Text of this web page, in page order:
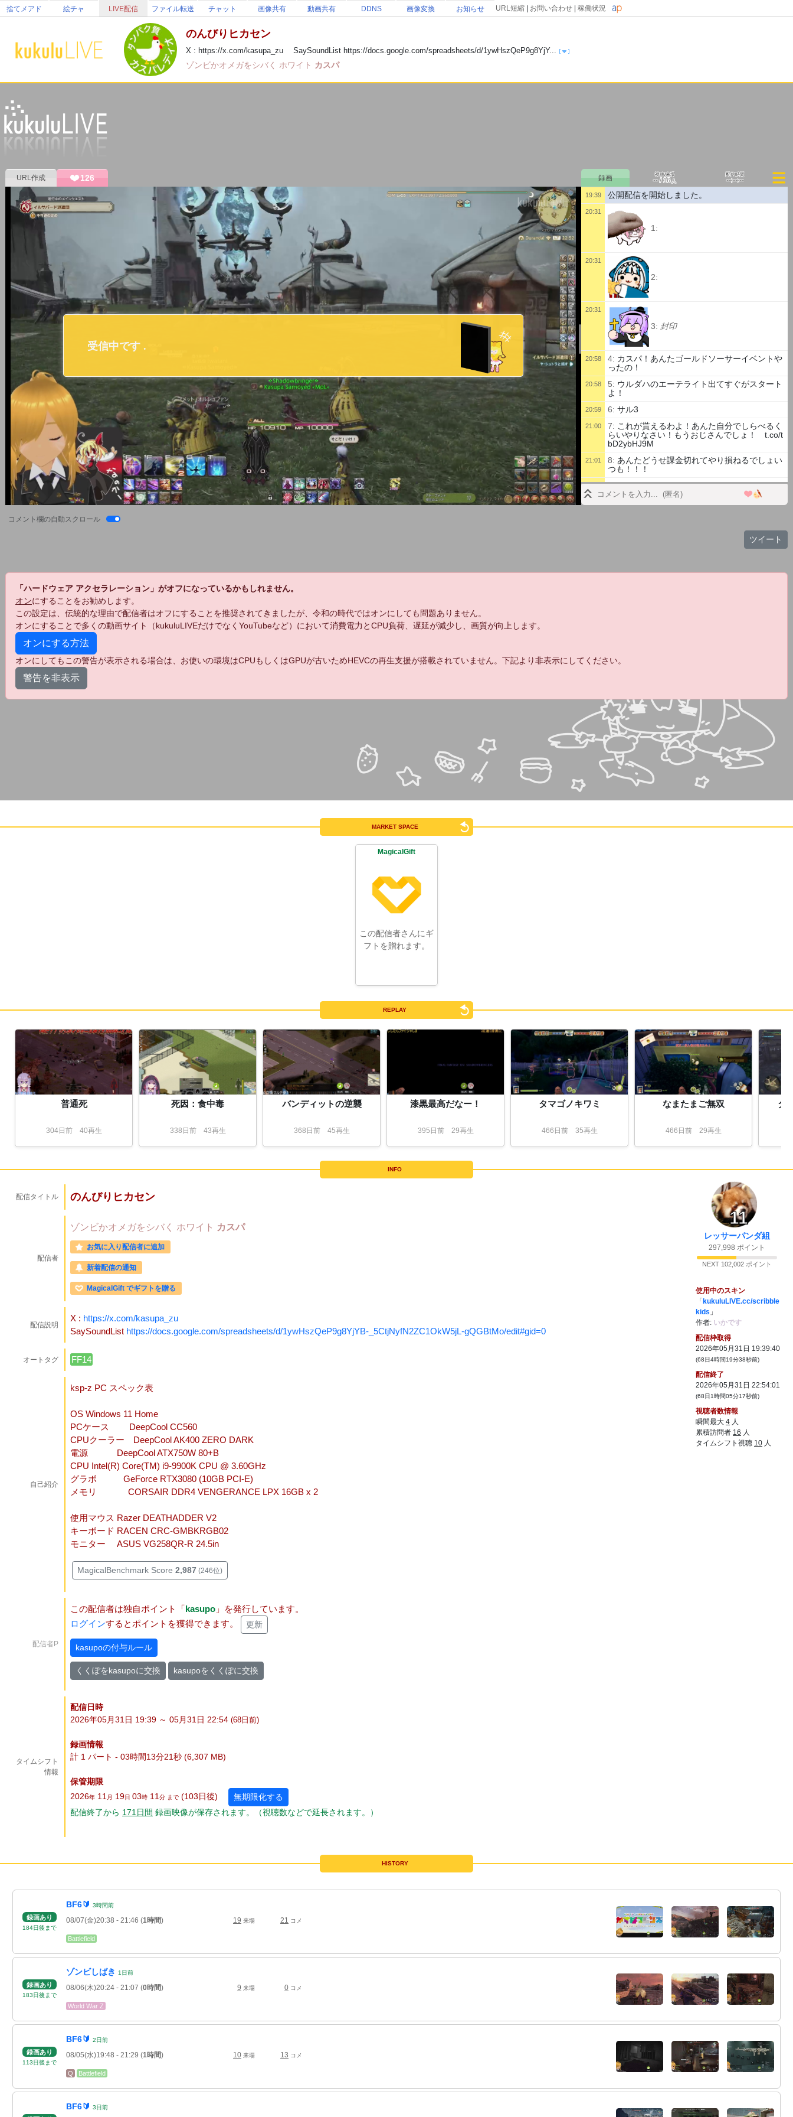
捨てメアド 絵チャ LIVE配信 ファイル転送 チャット 画像共有 動画共有 DDNS 画像変換 お知らせ URL短縮 お問い合わせ 稼働状況
のんびりヒカセン
X : https://x.com/kasupa_zu SaySoundList https://docs.google.com/spreadsheets/d/1ywHszQeP9g8YjY...
ゾンビかオメガをシバく ホワイト カスパ
URL作成 126 視聴/来場
--/16人
配信時間
--:--:--
19:39 公開配信を開始しました。
20:31
1:
20:31
2:
20:31
3: 封印
20:58 4: カスパ！あんたゴールドソーサーイベントや
ったの！
20:58 5: ウルダハのエーテライト出てすぐがスタート
よ！
20:59 6: サル3
21:00 7: これが貰えるわよ！あんた自分でしらべるく
らいやりなさい！もうおじさんでしょ！ t.co/t
bD2ybHJ9M
21:01 8: あんたどうせ課金切れてやり損ねるでしょい
つも！！！
21:10 9:いけるが
22:28 19:サル13
22:29 20:さるじゅうさんないのか
22:41
21:ちょっとやり過ぎじゃないか
22:45 もう眠いの
22:53
31:ねないこだれだ
22:54 配信を終了しました。
コメント欄の自動スクロール
ツイート
「ハードウェア アクセラレーション」がオフになっているかもしれません。
オンにすることをお勧めします。
この設定は、伝統的な理由で配信者はオフにすることを推奨されてきましたが、令和の時代ではオンにしても問題ありません。
オンにすることで多くの動画サイト（kukuluLIVEだけでなくYouTubeなど）において消費電力とCPU負荷、遅延が減少し、画質が向上します。
オンにする方法
オンにしてもこの警告が表示される場合は、お使いの環境はCPUもしくはGPUが古いためHEVCの再生支援が搭載されていません。下記より非表示にしてください。
警告を非表示
MARKET SPACE
MagicalGift
この配信者さんにギ
フトを贈れます。
REPLAY
普通死
304日 前40再生
死因：食中毒
338 日 前43再生
バンディットの逆襲
368 日 前45再生
漆黒最高だなー！
395 日 前29再生
タマゴノキワミ
466 日 前35再生
なまたまご無双
466 日 前29再生
タ
INFO
配信タイトル のんびりヒカセン
配信者
ゾンビかオメガをシバく ホワイト カスパ
お気に入り配信者に追加
新着配信の通知
MagicalGift でギフトを贈る
配信説明
X : https://x.com/kasupa_zu
SaySoundList https://docs.google.com/spreadsheets/d/1ywHszQeP9g8YjYB-_5CtjNyfN2ZC1OkW5jL-gQGBtMo/edit#gid=0
オートタグ FF14
自己紹介
ksp-z PC スペック表
OS Windows 11 Home
PCケース DeepCool CC560
CPUクーラー DeepCool AK400 ZERO DARK
電源 DeepCool ATX750W 80+B
CPU Intel(R) Core(TM) i9-9900K CPU @ 3.60GHz
グラボ GeForce RTX3080 (10GB PCI-E)
メモリ CORSAIR DDR4 VENGERANCE LPX 16GB x 2
使用マウス Razer DEATHADDER V2
キーボード RACEN CRC-GMBKRGB02
モニター ASUS VG258QR-R 24.5in
MagicalBenchmark Score 2,987 (246位)
配信者P
この配信者は独自ポイント「kasupo 」を発行しています。
ログインするとポイントを獲得できます。 更新
kasupoの付与ルール
くくぽをkasupoに交換 kasupoをくくぽに交換
タイムシフト
情報
配信日時
2026年05月31日 19:39 ～ 05月31日 22:54 (68 日 前)
録画情報
計 1 パート - 03時間13分21秒 (6,307 MB)
保管期限
2026年 11月 19日 03時 11分 まで (103日後)
無期限化する
配信終了から 171 日間 録画映像が保存されます。（視聴数などで延長されます。）
11
レッサーパンダ組
297,998 ポイント
NEXT 102,002 ポイント
使用中のスキン
「 kukuluLIVE.cc/scribble
kids 」
作者: いかです
配信枠取得
2026年05月31日 19:39:40
(68日4時間19分38秒前)
配信終了
2026年05月31日 22:54:01
(68日1時間05分17秒前)
視聴者数情報
瞬間最大 4 人
累積訪問者 16 人
タイムシフト視聴 10 人
HISTORY
録画あり
184日後 まで
BF6🔰 3時間前
08/07(金)20:38 - 21:46 (1時間) 19 来場 21 コメ
Battlefield
録画あり
183日後 まで
ゾンビしばき 1 日前
08/06(木)20:24 - 21:07 (0時間) 9 来場 0 コメ
World War Z
録画あり
113日後 まで
BF6🔰 2日前
08/05(水)19:48 - 21:29 (1時間) 10 来場 13 コメ
Q Battlefield
BF6🔰 3日前